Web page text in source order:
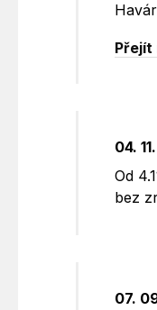
Přejít
04.
Od
bez
07.